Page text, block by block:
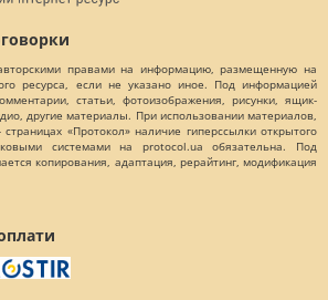
правами на информацию, размещенную на
ресурса, если не указано иное. Под информацией
статьи, фотоизображения, рисунки, ящик-
другие материалы. При использовании материалов,
«Протокол» наличие гиперссылки открытого
системами на protocol.ua обязательна. Под
копирования, адаптация, рерайтинг, модификация